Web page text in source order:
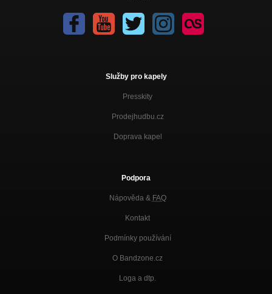
Služby pro kapely
Presskity
Prodejhudbu.cz
Doprava kapel
Podpora
Nápověda & FAQ
Kontakt
Podmínky používání
O Bandzone.cz
Loga a dtp.